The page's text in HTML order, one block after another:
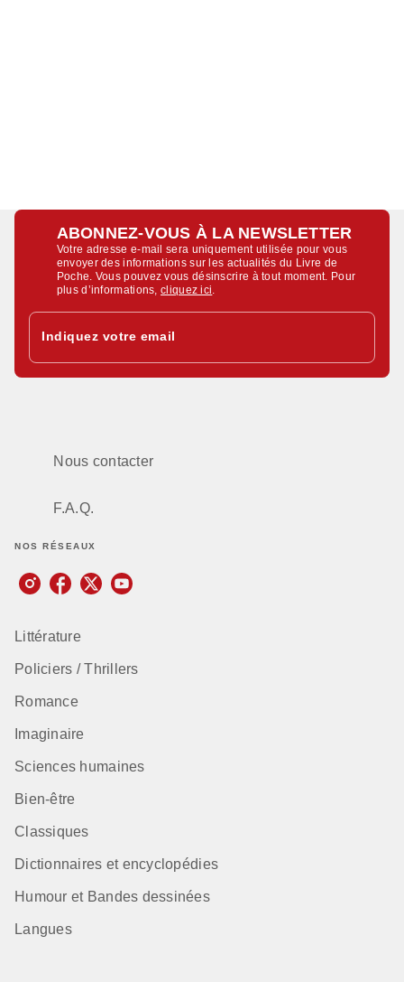
ABONNEZ-VOUS À LA NEWSLETTER
Votre adresse e-mail sera uniquement utilisée pour vous
envoyer des informations sur les actualités du Livre de
Poche. Vous pouvez vous désinscrire à tout moment. Pour
plus d’informations,cliquez ici
Indiquez votre email
Nous contacter
F.A.Q.
NOS RÉSEAUX
Littérature
Policiers / Thrillers
Romance
Imaginaire
Sciences humaines
Bien-être
Classiques
Dictionnaires et encyclopédies
Humour et Bandes dessinées
Langues